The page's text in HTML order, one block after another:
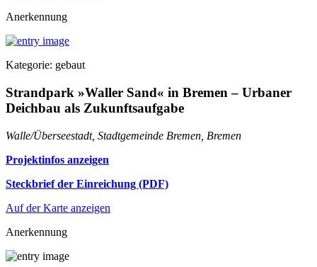
Anerkennung
Kategorie: gebaut
Strandpark »Waller Sand« in Bremen – Urbaner
Deichbau als Zukunftsaufgabe
Walle/Überseestadt, Stadtgemeinde Bremen, Bremen
Projektinfos anzeigen
Steckbrief der Einreichung (PDF)
Auf der Karte anzeigen
Anerkennung